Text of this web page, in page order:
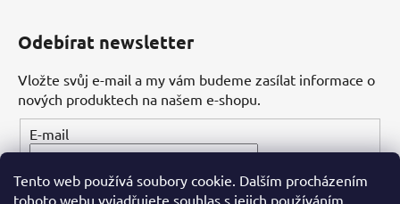
Tento web používá soubory cookie. Dalším procházením
tohoto webu vyjadřujete souhlas s jejich používáním.
Odebírat newsletter
Vložte svůj e-mail a my vám budeme zasílat informace o
nových produktech na našem e-shopu.
E-mail
PŘIHLÁSIT SE